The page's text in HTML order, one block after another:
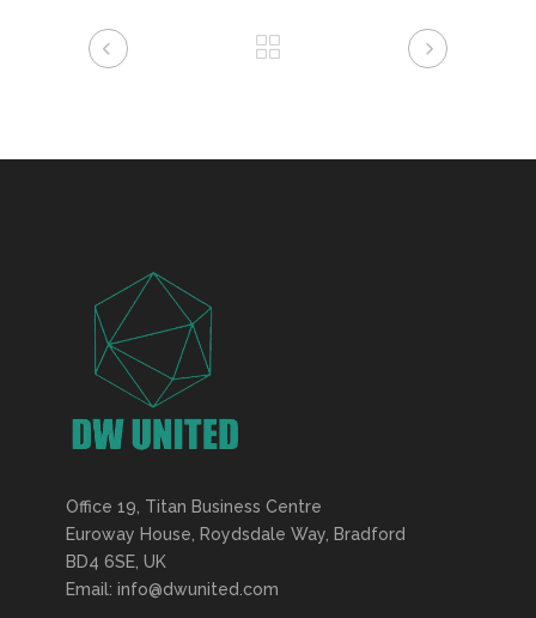
Office 19, Titan Business Centre
Euroway House, Roydsdale Way, Bradford
BD4 6SE, UK
Email: info@dwunited.com